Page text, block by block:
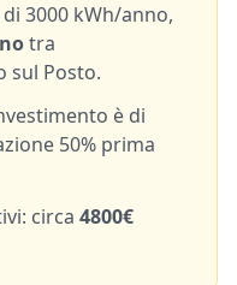
3000 kWh/anno,
tra
sul Posto.
è di
50% prima
circa 4800€